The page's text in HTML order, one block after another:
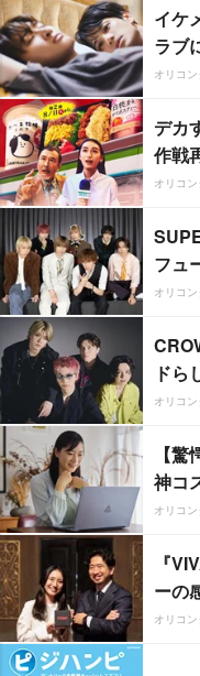
イケ
ラブ
オリコ
デカ
作戦
オリコ
フュ
オリコ
ドら
オリコ
【
神コ
オリコ
『
ーの
オリコ